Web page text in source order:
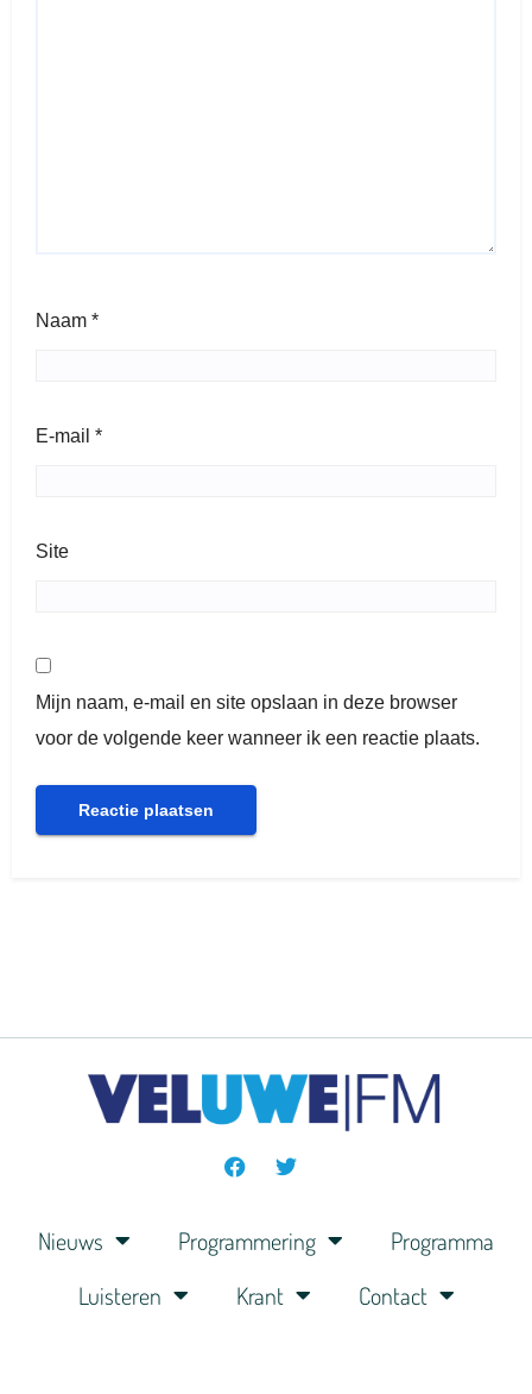
Naam *
E-mail *
Site
Mijn naam, e-mail en site opslaan in deze browser
voor de volgende keer wanneer ik een reactie plaats.
Nieuws Programmering
Programma
Luisteren
Krant Contact